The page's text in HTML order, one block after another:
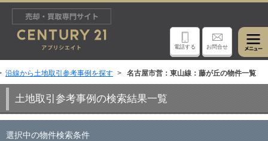
電話する お問合せ
沿線から土地取引参考事例を探す 名古屋市営：東山線：藤が丘の物件一覧
土地取引参考事例の検索結果一覧
選択中の物件検索条件